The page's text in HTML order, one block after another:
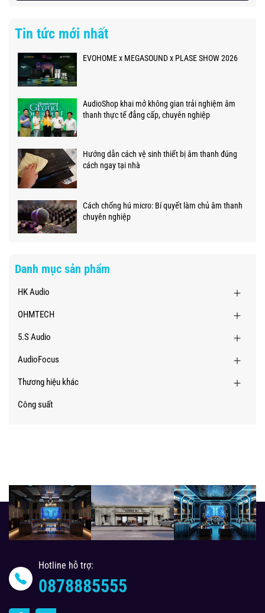
Tin tức mới nhất
EVOHOME x MEGASOUND x PLASE SHOW 2026
AudioShop khai mở không gian trải nghiệm âm
thanh thực tế đẳng cấp, chuyên nghiệp
Hướng dẫn cách vệ sinh thiết bị âm thanh đúng
cách ngay tại nhà
Cách chống hú micro: Bí quyết làm chủ âm thanh
chuyên nghiệp
Danh mục sản phẩm
HK Audio
OHMTECH
5.S Audio
AudioFocus
Thương hiệu khác
Công suất
Hotline hỗ trợ:
0878885555